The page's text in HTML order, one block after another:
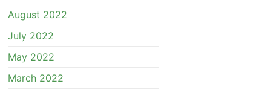
August 2022
July 2022
May 2022
March 2022